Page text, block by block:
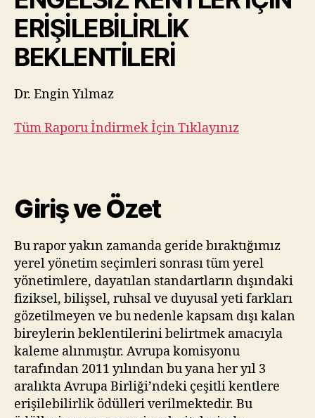
ERİŞİLEBİLİRLİK
BEKLENTİLERİ
Dr. Engin Yılmaz
Tüm Raporu İndirmek İçin Tıklayınız
Giriş ve Özet
Bu rapor yakın zamanda geride bıraktığımız
yerel yönetim seçimleri sonrası tüm yerel
yönetimlere, dayatılan standartların dışındaki
fiziksel, bilişsel, ruhsal ve duyusal yeti farkları
gözetilmeyen ve bu nedenle kapsam dışı kalan
bireylerin beklentilerini belirtmek amacıyla
kaleme alınmıştır. Avrupa komisyonu
tarafından 2011 yılından bu yana her yıl 3
aralıkta Avrupa Birliği’ndeki çeşitli kentlere
erişilebilirlik ödülleri verilmektedir. Bu